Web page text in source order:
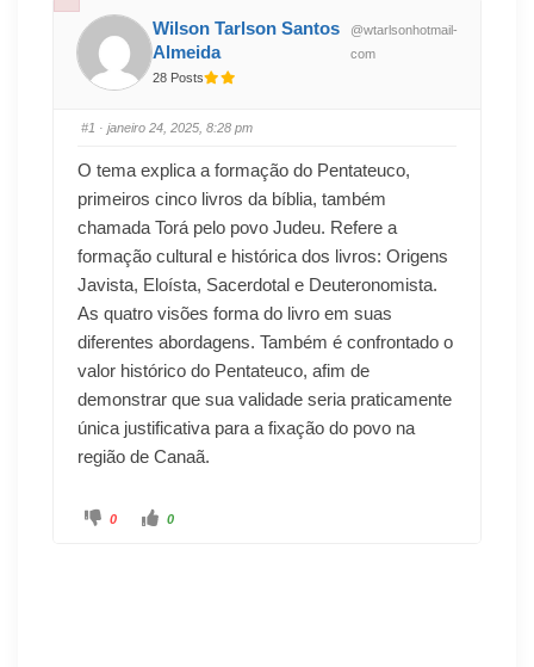
Wilson Tarlson Santos
Almeida
@wtarlsonhotmail-
com
28 Posts
#1 · janeiro 24, 2025, 8:28 pm
O tema explica a formação do Pentateuco,
primeiros cinco livros da bíblia, também
chamada Torá pelo povo Judeu. Refere a
formação cultural e histórica dos livros: Origens
Javista, Eloísta, Sacerdotal e Deuteronomista.
As quatro visões forma do livro em suas
diferentes abordagens. Também é confrontado o
valor histórico do Pentateuco, afim de
demonstrar que sua validade seria praticamente
única justificativa para a fixação do povo na
região de Canaã.
0 0
Failed to initialize plugin: wplink